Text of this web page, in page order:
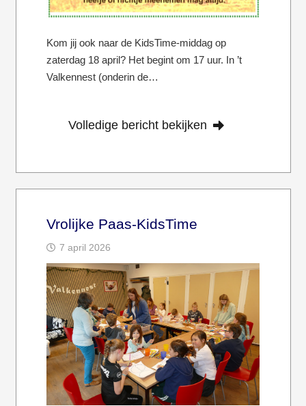
Kom jij ook naar de KidsTime-middag op
zaterdag 18 april? Het begint om 17 uur. In ’t
Valkennest (onderin de…
Volledige bericht bekijken
Vrolijke Paas-KidsTime
7 april 2026